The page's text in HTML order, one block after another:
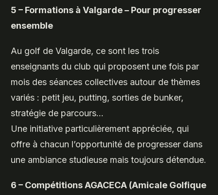
5 – Formations à Valgarde – Pour progresser
ensemble
Au golf de Valgarde, ce sont les trois
enseignants du club qui proposent une fois par
mois des séances collectives autour de thèmes
variés : petit jeu, putting, sorties de bunker,
stratégie de parcours…
Une initiative particulièrement appréciée, qui
offre à chacun l’opportunité de progresser dans
une ambiance studieuse mais toujours détendue.
6 – Compétitions AGACECA (Amicale Golfique